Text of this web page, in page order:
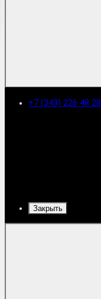
+7 (343) 226 48 28
Закрыть